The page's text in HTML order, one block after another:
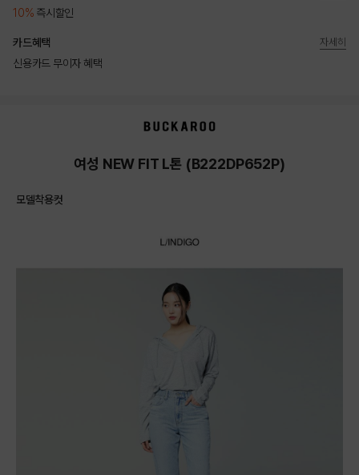
10% 즉시할인
카드혜택
신용카드 무이자 혜택
자세히
여성 NEW FIT L톤 (B222DP652P)
모델착용컷